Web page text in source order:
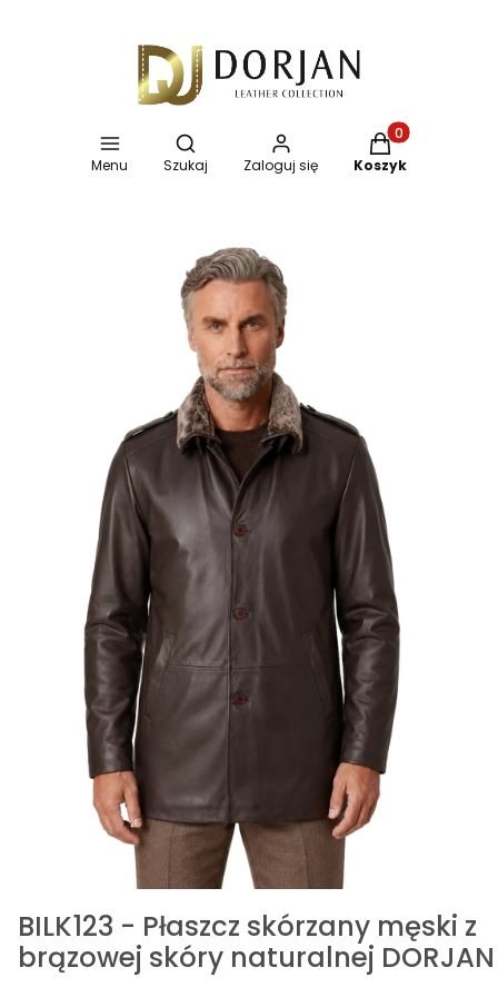
Menu
Otwórz wyszukiwarkę
Szukaj Zaloguj się
Produkty w
Koszyk
BILK123 - Płaszcz skórzany męski z
brązowej skóry naturalnej DORJAN